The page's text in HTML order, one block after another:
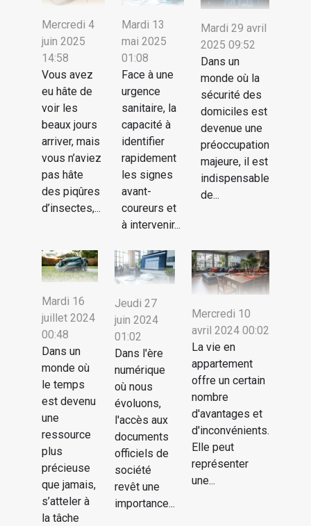
Mercredi 4
juin 2025
14:58
Vous avez
eu hâte de
voir les
beaux jours
arriver, mais
vous n’aviez
pas hâte
des piqûres
d’insectes,...
Mardi 13
mai 2025
01:08
Face à une
urgence
sanitaire, la
capacité à
identifier
rapidement
les signes
avant-
coureurs et
à intervenir...
Mardi 29 avril
2025 09:52
Dans un
monde où la
sécurité des
domiciles est
devenue une
préoccupation
majeure, il est
indispensable
de...
Mardi 16
juillet 2024
00:48
Dans un
monde où
le temps
est devenu
une
ressource
plus
précieuse
que jamais,
s’atteler à
la tâche
Jeudi 27
juin 2024
01:02
Dans l'ère
numérique
où nous
évoluons,
l'accès aux
documents
officiels de
société
revêt une
importance...
Mercredi 10
avril 2024 00:02
La vie en
appartement
offre un certain
nombre
d'avantages et
d'inconvénients.
Elle peut
représenter
une...